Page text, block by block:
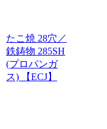
たこ焼 28穴／
鉄鋳物 285SH
(プロパンガ
ス) 【ECJ】